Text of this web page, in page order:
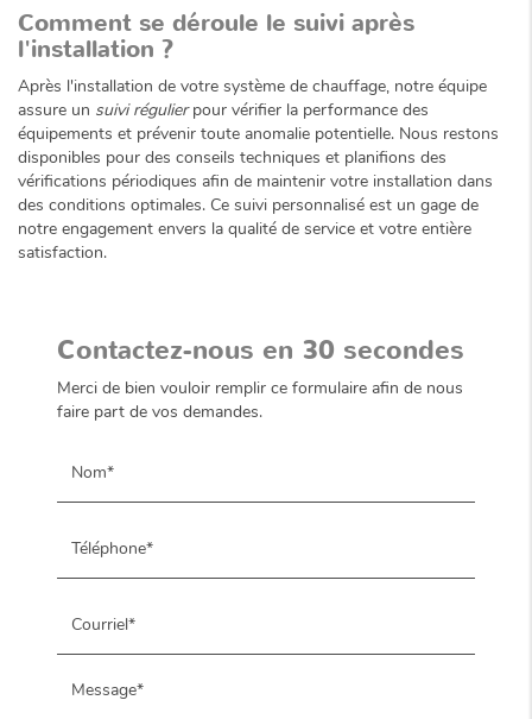
Comment se déroule le suivi après
l'installation ?
Après l'installation de votre système de chauffage, notre équipe
assure un suivi régulierpour vérifier la performance des
équipements et prévenir toute anomalie potentielle. Nous restons
disponibles pour des conseils techniques et planifions des
vérifications périodiques afin de maintenir votre installation dans
des conditions optimales. Ce suivi personnalisé est un gage de
notre engagement envers la qualité de service et votre entière
satisfaction.
Contactez-nous en 30 secondes
Merci de bien vouloir remplir ce formulaire afin de nous
faire part de vos demandes.